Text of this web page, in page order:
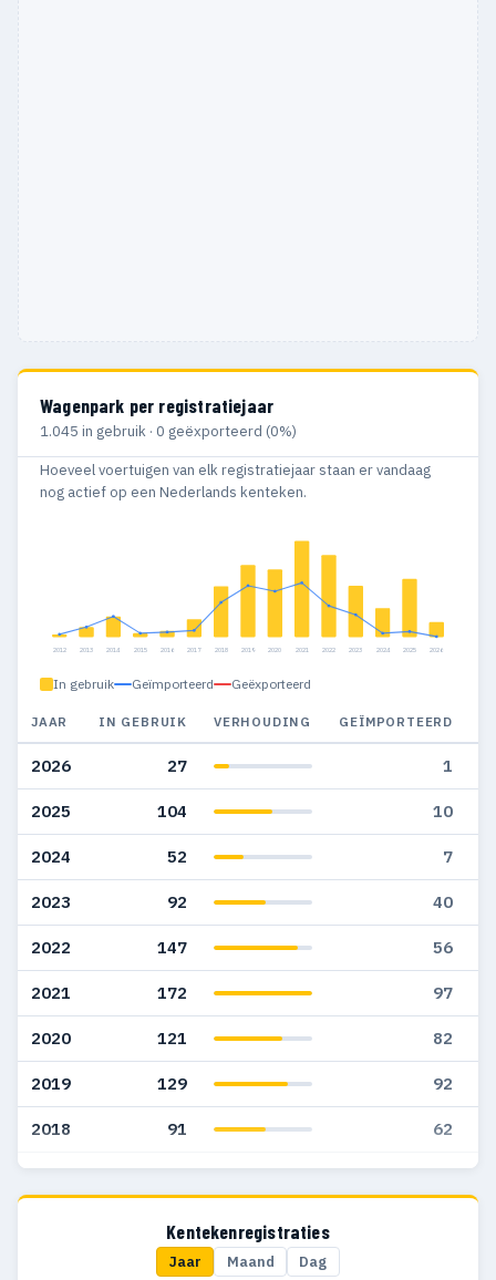
Wagenpark per registratiejaar
1.045 in gebruik · 0 geëxporteerd (0%)
Hoeveel voertuigen van elk registratiejaar staan er vandaag
nog actief op een Nederlands kenteken.
2012 2013 2014 2015 2016 2017 2018 2019 2020 2021 2022 2023 2024 2025 2026
In gebruik Geïmporteerd Geëxporteerd
JAAR IN GEBRUIK VERHOUDING GEÏMPORTEERD
2026 27 1
2025 104 10
2024 52 7
2023 92 40
2022 147 56
2021 172 97
2020 121 82
2019 129 92
2018 91 62
2017 32 12
7
Kentekenregistraties
Jaar Maand Dag